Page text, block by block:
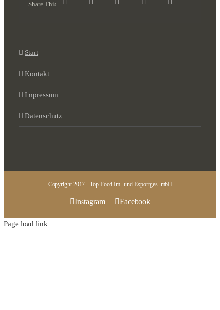
Share This
Start
Kontakt
Impressum
Datenschutz
Copyright 2017 - Top Food Im- und Exportges. mbH
Instagram Facebook
Page load link